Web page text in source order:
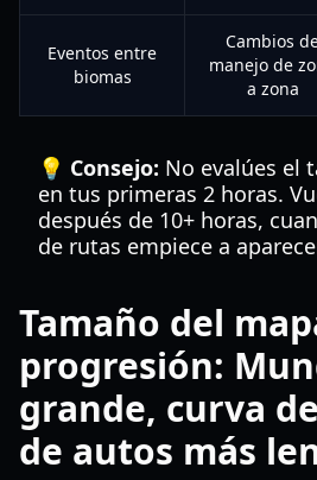
Eventos entre
biomas
Cambios
manejo de
a zona
💡 Consejo: No evalúes el
en tus primeras 2 horas.
después de 10+ horas,
de rutas empiece a
Tamaño del
progresión:
grande, curva
de autos más